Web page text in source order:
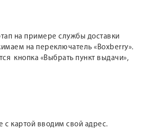
на примере службы доставки
на переключатель «Boxberry».
кнопка «Выбрать пункт выдачи»,
с картой вводим свой адрес.